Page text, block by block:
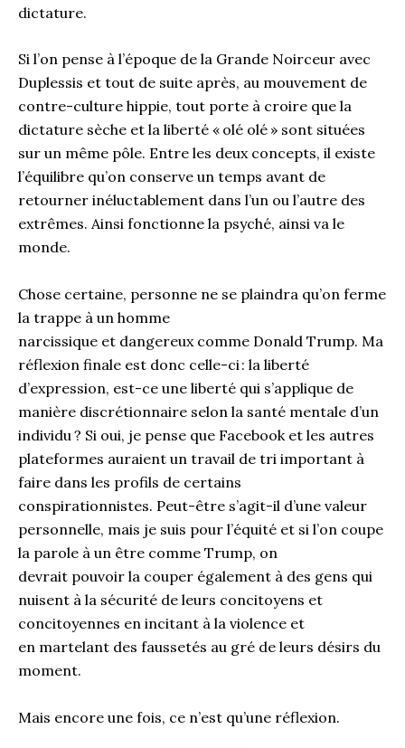
dictature.
Si l’on pense à l’époque de la Grande Noirceur avec
Duplessis et tout de suite après, au mouvement de
contre-culture hippie, tout porte à croire que la
dictature sèche et la liberté « olé olé » sont situées
sur un même pôle. Entre les deux concepts, il existe
l’équilibre qu’on conserve un temps avant de
retourner inéluctablement dans l’un ou l’autre des
extrêmes. Ainsi fonctionne la psyché, ainsi va le
monde.
Chose certaine, personne ne se plaindra qu’on ferme
la trappe à un homme
narcissique et dangereux comme Donald Trump. Ma
réflexion finale est donc celle-ci : la liberté
d’expression, est-ce une liberté qui s’applique de
manière discrétionnaire selon la santé mentale d’un
individu ? Si oui, je pense que Facebook et les autres
plateformes auraient un travail de tri important à
faire dans les profils de certains
conspirationnistes. Peut-être s’agit-il d’une valeur
personnelle, mais je suis pour l’équité et si l’on coupe
la parole à un être comme Trump, on
devrait pouvoir la couper également à des gens qui
nuisent à la sécurité de leurs concitoyens et
concitoyennes en incitant à la violence et
en martelant des faussetés au gré de leurs désirs du
moment.
Mais encore une fois, ce n’est qu’une réflexion.